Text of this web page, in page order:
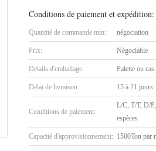
Conditions de paiement et expédition:
Quantité de commande min: négociation
Prix: Négociable
Détails d'emballage: Palette ou
Délai de livraison: 15 à 21 jours
Conditions de paiement:
L/C, T/T, D/
espèces
Capacité d'approvisionnement: 1500Ton par